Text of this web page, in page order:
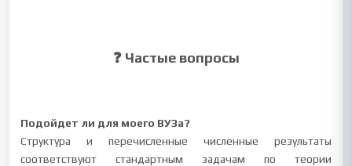
❓ Частые вопросы
Подойдет ли для моего ВУЗа?
Структура и перечисленные численные результаты
соответствуют стандартным задачам по теории